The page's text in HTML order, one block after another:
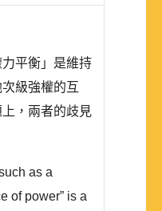
平衡」是維持
級強權的互
，兩者的歧見
as a
of power” is a